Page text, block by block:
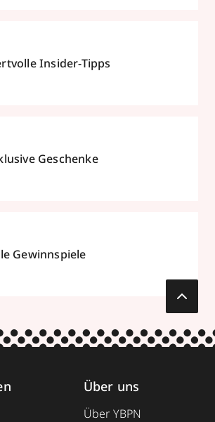
Insider-Tipps
Geschenke
Gewinnspiele
Über uns
Über YBPN